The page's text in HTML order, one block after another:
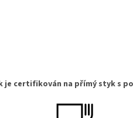
je certifikován na přímý styk s